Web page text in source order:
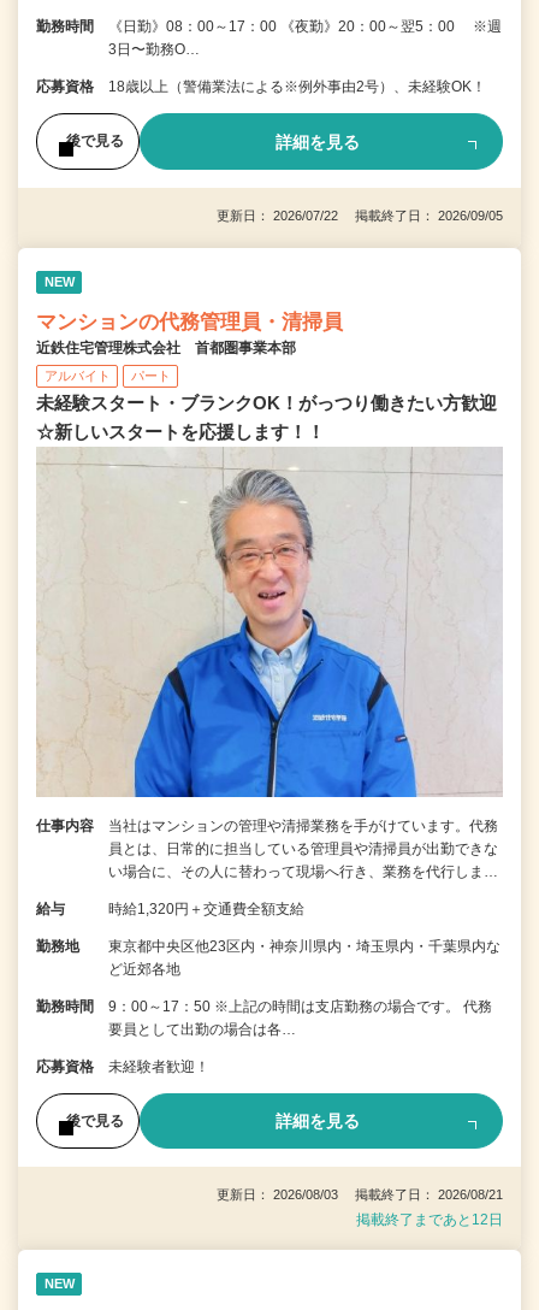
勤務時間
《日勤》08：00～17：00 《夜勤》20：00～翌5：00 ※週
3日〜勤務O…
応募資格 18歳以上（警備業法による※例外事由2号）、未経験OK！
後で見る 詳細を見る
更新日： 2026/07/22 掲載終了日： 2026/09/05
NEW
マンションの代務管理員・清掃員
近鉄住宅管理株式会社 首都圏事業本部
アルバイト パート
未経験スタート・ブランクOK！がっつり働きたい方歓迎
☆新しいスタートを応援します！！
仕事内容
当社はマンションの管理や清掃業務を手がけています。代務
員とは、日常的に担当している管理員や清掃員が出勤できな
い場合に、その人に替わって現場へ行き、業務を代行しま…
給与 時給1,320円＋交通費全額支給
勤務地
東京都中央区他23区内・神奈川県内・埼玉県内・千葉県内な
ど近郊各地
勤務時間
9：00～17：50 ※上記の時間は支店勤務の場合です。 代務
要員として出勤の場合は各…
応募資格 未経験者歓迎！
後で見る 詳細を見る
更新日： 2026/08/03 掲載終了日： 2026/08/21
掲載終了まであと12日
NEW